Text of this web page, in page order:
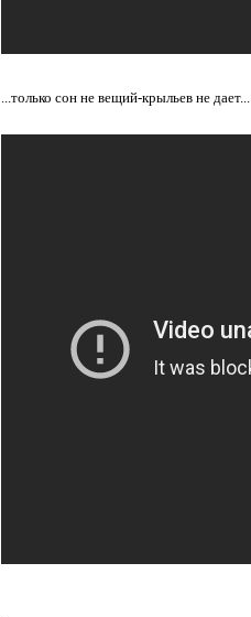
...только сон не вещий-крыльев не дает...